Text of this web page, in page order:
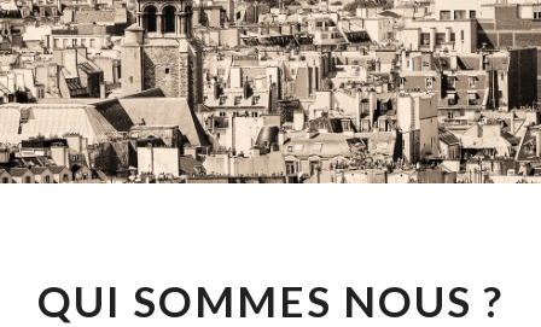
CONSEIL EN
INVESTISSEMENT
LOCATIF
GARANTIR L' ACQUISITION
QUI SOMMES NOUS ?